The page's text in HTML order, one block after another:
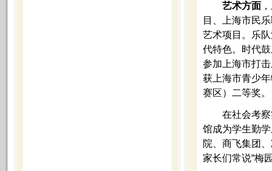
艺术方面
目、上海市民
艺术项目。乐
代特色。时代
参加上海市打
获上海市青少
赛区）二等奖。
在社会考察实
馆成为学生勤
院、商飞集团
家长们常说“梅